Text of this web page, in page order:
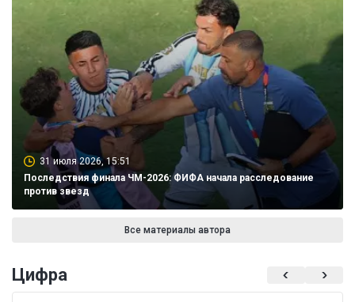
31 июля 2026, 15:51
Последствия финала ЧМ-2026: ФИФА начала расследование
против звезд
Все материалы автора
Цифра